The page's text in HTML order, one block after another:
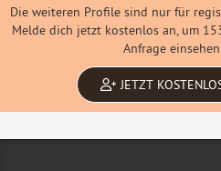
Die weiteren Profile sind nur für
Melde dich jetzt kostenlos an, um
Anfrage
JETZT